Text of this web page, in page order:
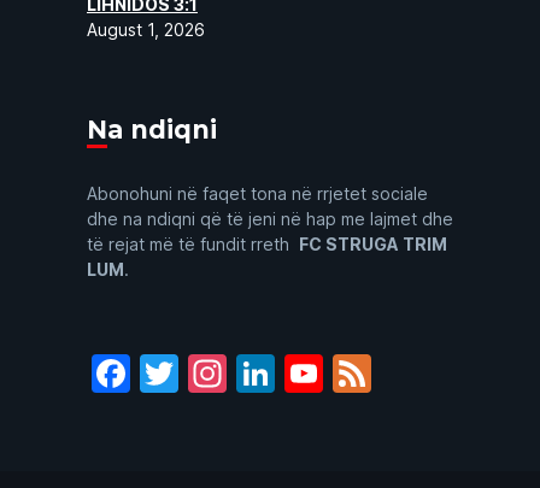
August 1, 2026
Na ndiqni
Abonohuni në faqet tona në rrjetet sociale
dhe na ndiqni që të jeni në hap me lajmet dhe
të rejat më të fundit rreth FC STRUGA TRIM
LUM.
Facebook
Twitter
Instagram
LinkedIn
YouTube